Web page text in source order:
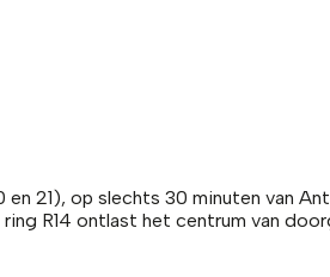
en 21), op slechts 30 minuten van
R14 ontlast het centrum van